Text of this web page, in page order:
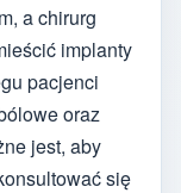
a chirurg
implanty
pacjenci
oraz
jest, aby
się